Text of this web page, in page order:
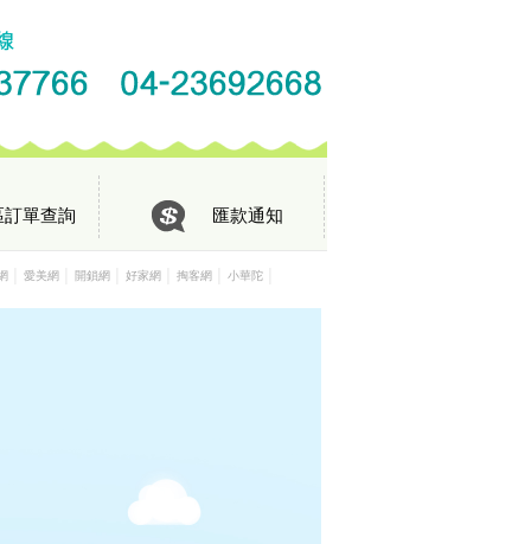
訂單查詢 匯款通知
愛美網 開鎖網 好家網 掏客網 小華陀